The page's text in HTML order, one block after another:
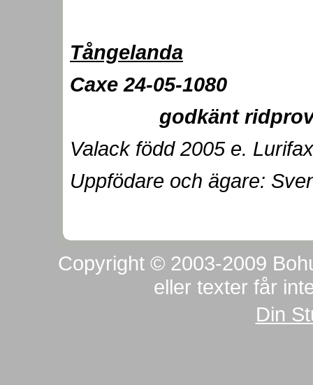
Tångelanda
Caxe 24-05-
godkänt ridprov
Valack född 2005 e.
Uppfödare och ägare:
Copyright © 2003-2009
eller texter får
Din